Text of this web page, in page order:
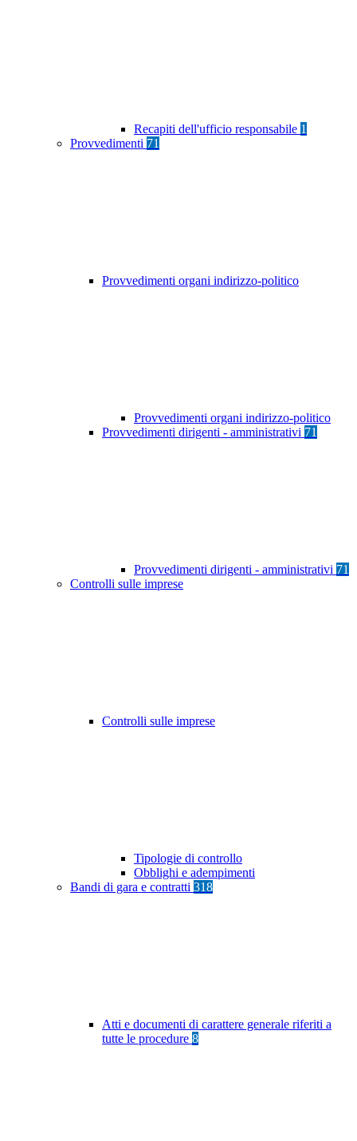
Recapiti dell'ufficio responsabile 1
Provvedimenti 71
Provvedimenti organi indirizzo-politico
Provvedimenti organi indirizzo-politico
Provvedimenti dirigenti - amministrativi 71
Provvedimenti dirigenti - amministrativi 71
Controlli sulle imprese
Controlli sulle imprese
Tipologie di controllo
Obblighi e adempimenti
Bandi di gara e contratti 318
Atti e documenti di carattere generale riferiti a
tutte le procedure 8